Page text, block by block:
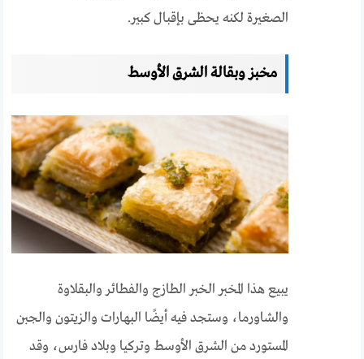
الصغيرة لكنه يحظى بإقبال كبير.
مخبز وبقالة الشرق الأوسط
يبيع هذا المخبر الخبر الطازج والفطائر والبقلاوة
والشاورما، وستجد فيه أيضًا البهارات والزيتون والجبن
المستورد من الشرق الأوسط وتركيا وبلاد فارس، وقد